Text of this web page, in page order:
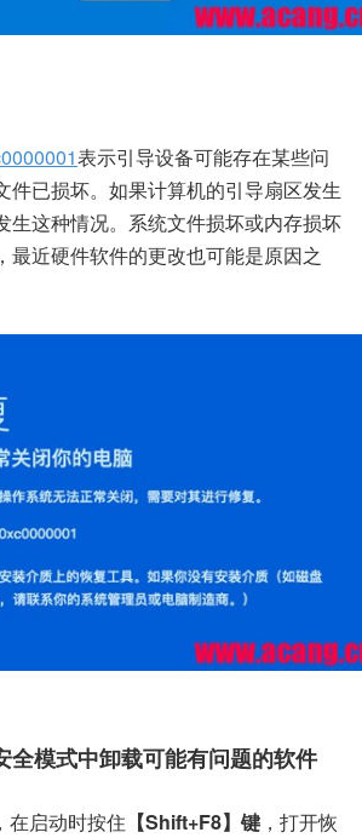
表示引导设备可能存在某些问
件已损坏。如果计算机的引导扇区发生
生这种情况。系统文件损坏或内存损坏
最近硬件软件的更改也可能是原因之
全模式中卸载可能有问题的软件
启动时按住 【Shift+F8】键 ，打开恢